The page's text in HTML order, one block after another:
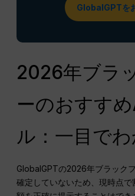
GlobalGPTを
2026年ブラ
ーのおすす
ル：一目で
GlobalGPTの2026年ブラック
確定していないため、現時点